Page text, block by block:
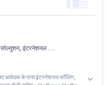
इंटरनेशनल कॉलिंग
आवेदक के पास इंटरनेशनल कॉलिंग,